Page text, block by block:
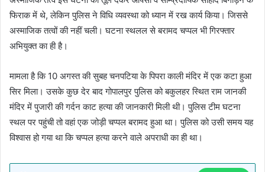
फिराक में थे, लेकिन पुलिस ने विधि व्यवस्था को ध्यान में रख कार्य किया। जिससे
अस्माजिक तत्वों की नहीं चली। घटना स्थलल से बरामद चप्पल भी गिरफ्तार
अभियुक्त का ही है।
मामला है कि 10 अगस्त की सुबह चनपटिया के पिपरा काली मंदिर में एक कटा हुआ
सिर मिला। उसके कुछ देर बाद गोपालपुर पुलिस को बकुलहर स्थित राम जानकी
मंदिर में पुजारी की गर्दन काट हत्या की जानकारी मिली थी। पुलिस टीम घटना
स्थल पर पहुंची तो वहां एक जोड़ी चप्पल बरामद हुआ था। पुलिस को उसी समय यह
विश्वास हो गया था कि चप्पल हत्या करने वाले अपराधी का ही था।